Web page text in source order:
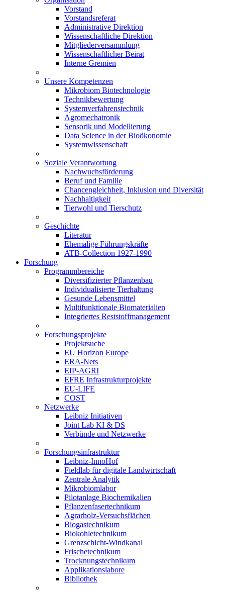
Vorstand
Vorstandsreferat
Administrative Direktion
Wissenschaftliche Direktion
Mitgliederversammlung
Wissenschaftlicher Beirat
Interne Gremien
Unsere Kompetenzen
Mikrobiom Biotechnologie
Technikbewertung
Systemverfahrenstechnik
Agromechatronik
Sensorik und Modellierung
Data Science in der Bioökonomie
Systemwissenschaft
Soziale Verantwortung
Nachwuchsförderung
Beruf und Familie
Chancengleichheit, Inklusion und Diversität
Nachhaltigkeit
Tierwohl und Tierschutz
Geschichte
Literatur
Ehemalige Führungskräfte
ATB-Collection 1927-1990
Forschung
Programmbereiche
Diversifizierter Pflanzenbau
Individualisierte Tierhaltung
Gesunde Lebensmittel
Multifunktionale Biomaterialien
Integriertes Reststoffmanagement
Forschungsprojekte
Projektsuche
EU Horizon Europe
ERA-Nets
EIP-AGRI
EFRE Infrastrukturprojekte
EU-LIFE
COST
Netzwerke
Leibniz Initiativen
Joint Lab KI & DS
Verbünde und Netzwerke
Forschungsinfrastruktur
Leibniz-InnoHof
Fieldlab für digitale Landwirtschaft
Zentrale Analytik
Mikrobiomlabor
Pilotanlage Biochemikalien
Pflanzenfasertechnikum
Agrarholz-Versuchsflächen
Biogastechnikum
Biokohletechnikum
Grenzschicht-Windkanal
Frischetechnikum
Trocknungstechnikum
Applikationslabore
Bibliothek